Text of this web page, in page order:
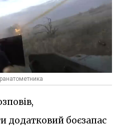
додатковий боєзапас